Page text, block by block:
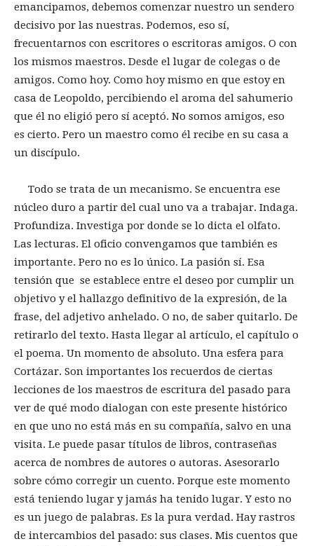
emancipamos, debemos comenzar nuestro un sendero
decisivo por las nuestras. Podemos, eso sí,
frecuentarnos con escritores o escritoras amigos. O con
los mismos maestros. Desde el lugar de colegas o de
amigos. Como hoy. Como hoy mismo en que estoy en
casa de Leopoldo, percibiendo el aroma del sahumerio
que él no eligió pero sí aceptó. No somos amigos, eso
es cierto. Pero un maestro como él recibe en su casa a
un discípulo.
Todo se trata de un mecanismo. Se encuentra ese
núcleo duro a partir del cual uno va a trabajar. Indaga.
Profundiza. Investiga por donde se lo dicta el olfato.
Las lecturas. El oficio convengamos que también es
importante. Pero no es lo único. La pasión sí. Esa
tensión que se establece entre el deseo por cumplir un
objetivo y el hallazgo definitivo de la expresión, de la
frase, del adjetivo anhelado. O no, de saber quitarlo. De
retirarlo del texto. Hasta llegar al artículo, el capítulo o
el poema. Un momento de absoluto. Una esfera para
Cortázar. Son importantes los recuerdos de ciertas
lecciones de los maestros de escritura del pasado para
ver de qué modo dialogan con este presente histórico
en que uno no está más en su compañía, salvo en una
visita. Le puede pasar títulos de libros, contraseñas
acerca de nombres de autores o autoras. Asesorarlo
sobre cómo corregir un cuento. Porque este momento
está teniendo lugar y jamás ha tenido lugar. Y esto no
es un juego de palabras. Es la pura verdad. Hay rastros
de intercambios del pasado: sus clases. Mis cuentos que